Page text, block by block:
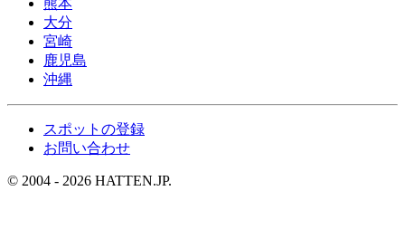
熊本
大分
宮崎
鹿児島
沖縄
スポットの登録
お問い合わせ
© 2004 - 2026 HATTEN.JP.